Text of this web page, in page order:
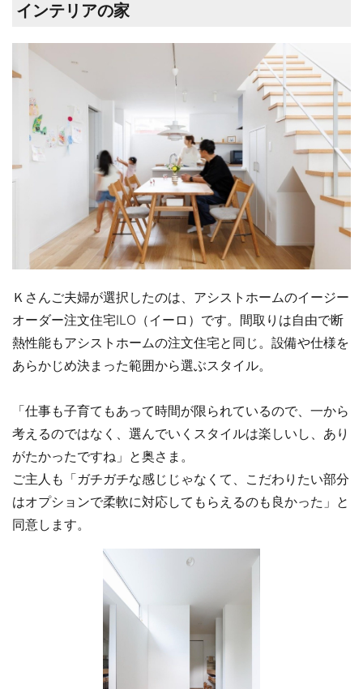
インテリアの家
Ｋさんご夫婦が選択したのは、アシストホームのイージー
オーダー注文住宅ILO（イーロ）です。間取りは自由で断
熱性能もアシストホームの注文住宅と同じ。設備や仕様を
あらかじめ決まった範囲から選ぶスタイル。
「仕事も子育てもあって時間が限られているので、一から
考えるのではなく、選んでいくスタイルは楽しいし、あり
がたかったですね」と奥さま。
ご主人も「ガチガチな感じじゃなくて、こだわりたい部分
はオプションで柔軟に対応してもらえるのも良かった」と
同意します。